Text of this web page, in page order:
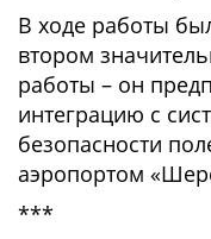
В ходе работы
втором
работы – он
интеграцию с
безопасности
аэропортом
***